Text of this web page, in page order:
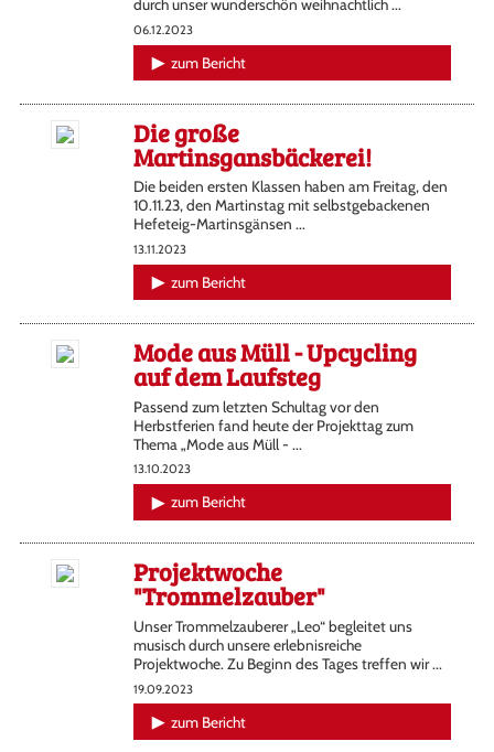
durch unser wunderschön weihnachtlich ...
06.12.2023
zum Bericht
Die große
Martinsgansbäckerei!
Die beiden ersten Klassen haben am Freitag, den
10.11.23, den Martinstag mit selbstgebackenen
Hefeteig-Martinsgänsen ...
13.11.2023
zum Bericht
Mode aus Müll - Upcycling
auf dem Laufsteg
Passend zum letzten Schultag vor den
Herbstferien fand heute der Projekttag zum
Thema „Mode aus Müll - ...
13.10.2023
zum Bericht
Projektwoche
"Trommelzauber"
Unser Trommelzauberer „Leo“ begleitet uns
musisch durch unsere erlebnisreiche
Projektwoche. Zu Beginn des Tages treffen wir ...
19.09.2023
zum Bericht